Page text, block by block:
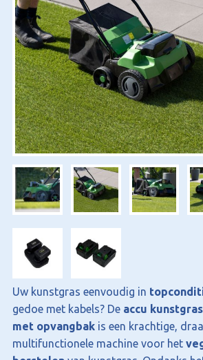
Uw kunstgras eenvoudig in
gedoe met kabels? De accu
met opvangbak is een krachtige,
multifunctionele machine voor het